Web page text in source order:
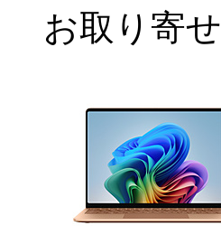
お取り寄せ